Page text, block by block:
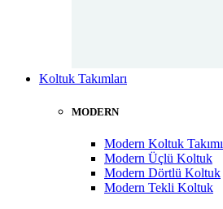
Koltuk Takımları
MODERN
Modern Koltuk Takımı
Modern Üçlü Koltuk
Modern Dörtlü Koltuk
Modern Tekli Koltuk